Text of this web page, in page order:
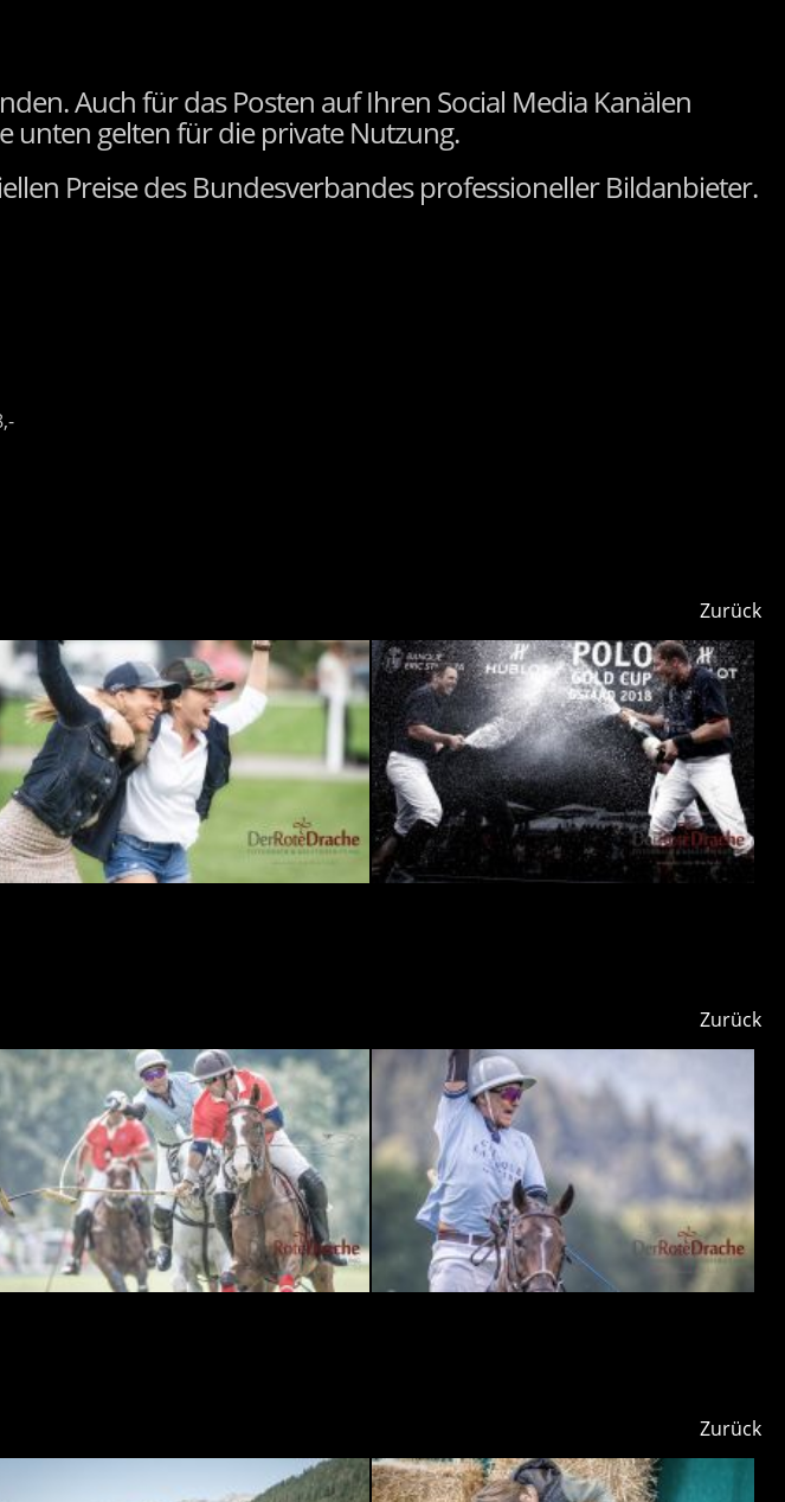
Auch für das Posten auf Ihren Social Media Kanälen
unten gelten für die private Nutzung.
Preise des Bundesverbandes professioneller Bildanbieter.
Zurück
Zurück
Zurück